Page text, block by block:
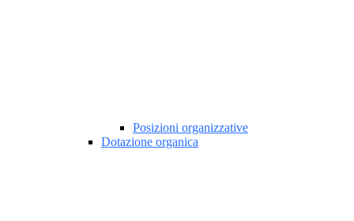
Posizioni organizzative
Dotazione organica